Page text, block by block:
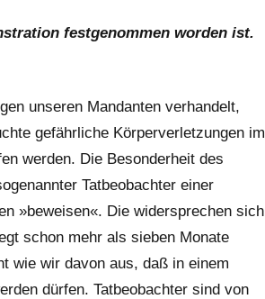
festgenommen worden ist.
unseren Mandanten verhandelt,
gefährliche Körperverletzungen im
werden. Die Besonderheit des
Tatbeobachter einer
»beweisen«. Die widersprechen sich
schon mehr als sieben Monate
wie wir davon aus, daß in einem
dürfen. Tatbeobachter sind von